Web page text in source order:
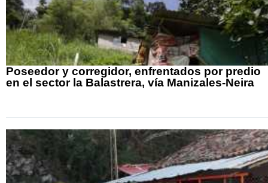
Poseedor y corregidor, enfrentados por predio
en el sector la Balastrera, vía Manizales-Neira